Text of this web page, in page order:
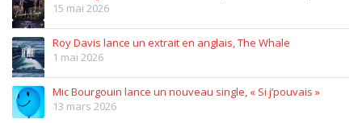
15 mai 2026
Roy Davis lance un extrait en anglais, The Whale
1 mai 2026
Mic Bourgouin lance un nouveau single, « Si j’pouvais »
13 mars 2026